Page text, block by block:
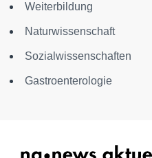
Weiterbildung
Naturwissenschaft
Sozialwissenschaften
Gastroenterologie